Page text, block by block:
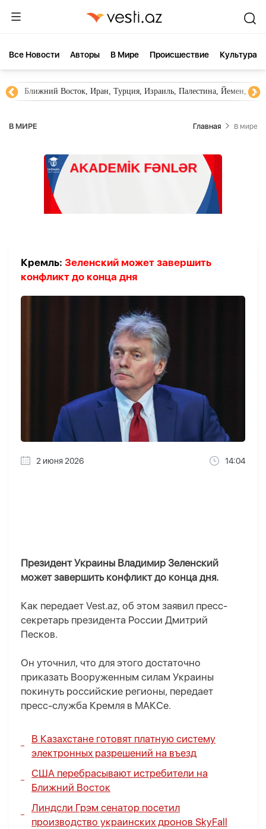
Все Новости Aвторы В Мире Происшествие Культура
Ближний Восток, Иран, Турция, Израиль, Палестина, Йемен,
В МИРЕ Главная В мире
Кремль: Зеленский может завершить
конфликт до конца дня
2 июня 2026 14:04
Президент Украины Владимир Зеленский
может завершить конфликт до конца дня.
Как передает Vest.az, об этом заявил пресс-
секретарь президента России Дмитрий
Песков.
Он уточнил, что для этого достаточно
приказать Вооруженным силам Украины
покинуть российские регионы, передает
пресс-служба Кремля в МАКСе.
В Казахстане готовят платную систему
электронных разрешений на въезд
США перебрасывают истребители на
Ближний Восток
Линдсли Грэм сенатор посетил
производство украинских дронов SkyFall